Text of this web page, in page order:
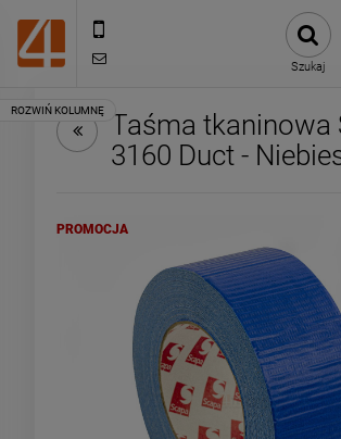
Szukaj
Taśma tkaninowa
3160 Duct -
PROMOCJA